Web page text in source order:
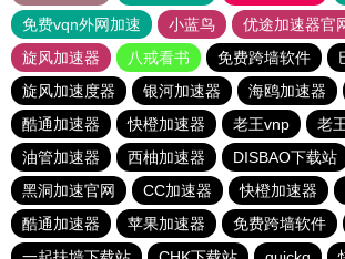
免费vqn外网加速
小蓝鸟 优途加速器官
旋风加速器
八戒看书 免费跨墙软件
旋风加速度器
银河加速器 海鸥加速器
酷通加速器
快橙加速器 老王vnp
老
油管加速器
西柚加速器 DISBAO下载站
黑洞加速官网
CC加速器 快橙加速器
酷通加速器
苹果加速器 免费跨墙软件